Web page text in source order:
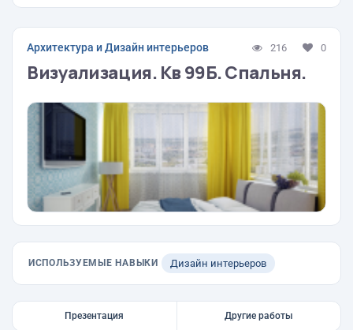
Архитектура и Дизайн интерьеров 216 0
Визуализация. Кв 99Б. Спальня.
ИСПОЛЬЗУЕМЫЕ НАВЫКИ Дизайн интерьеров
Презентация Другие работы